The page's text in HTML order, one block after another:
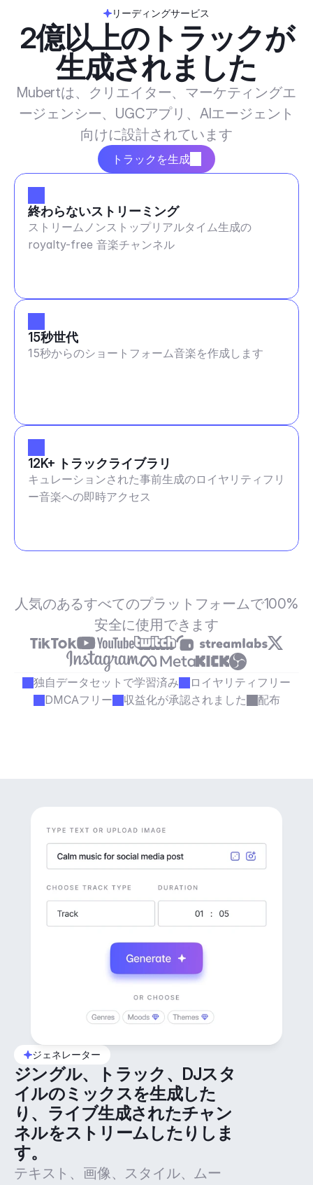
リーディングサービス
2億以上のトラックが
生成されました
Mubertは、クリエイター、マーケティングエ
ージェンシー、UGCアプリ、AIエージェント
向けに設計されています
トラックを生成
終わらないストリーミング
ストリームノンストップリアルタイム生成の
royalty-free 音楽チャンネル
15秒世代
15秒からのショートフォーム音楽を作成します
12K+ トラックライブラリ
キュレーションされた事前生成のロイヤリティフリ
ー音楽への即時アクセス
人気のあるすべてのプラットフォームで100%
安全に使用できます
独自データセットで学習済み
ロイヤリティフリー
DMCAフリー
収益化が承認されました 配布
ジェネレーター
ジングル、トラック、DJスタ
イルのミックスを生成した
り、ライブ生成されたチャン
ネルをストリームしたりしま
す。
テキスト、画像、スタイル、ムー